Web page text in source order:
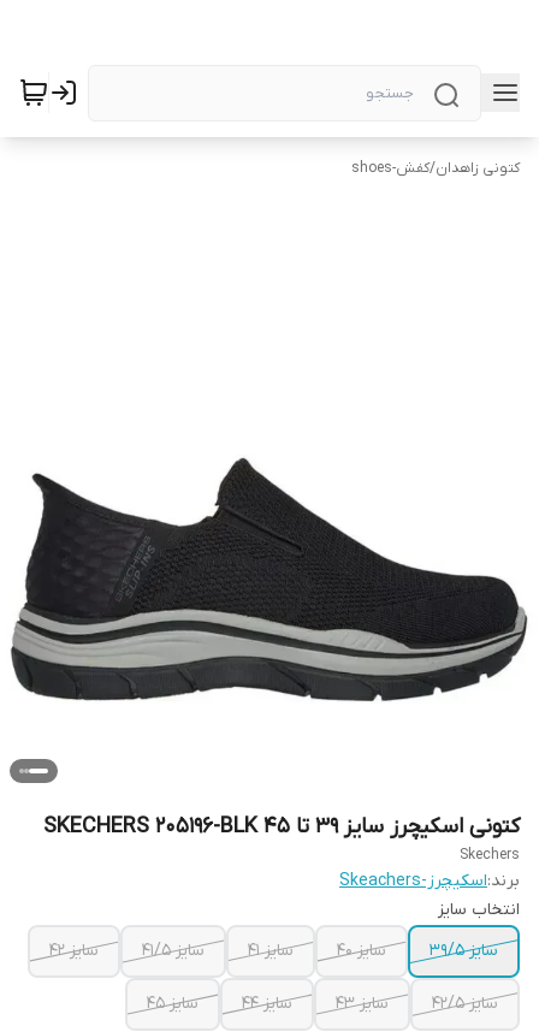
کتونی زاهدان/کفش-shoes
کتونی اسکیچرز سایز ۳۹ تا ۴۵ SKECHERS 205196-BLK
Skechers
برند:اسکیچرز-Skeachers
انتخاب سایز
سایز ۳۹/۵
سایز ۴۰ سایز ۴۱ سایز ۴۱/۵ سایز ۴۲
سایز ۴۲/۵ سایز ۴۳ سایز ۴۴ سایز ۴۵